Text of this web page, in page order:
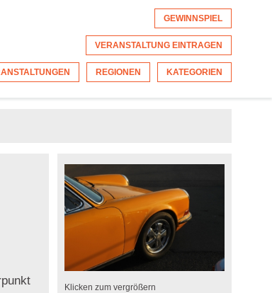
GEWINNSPIEL
VERANSTALTUNG EINTRAGEN
REGIONEN KATEGORIEN
Klicken zum vergrößern